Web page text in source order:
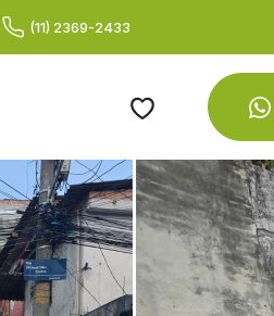
(11) 2369-2433